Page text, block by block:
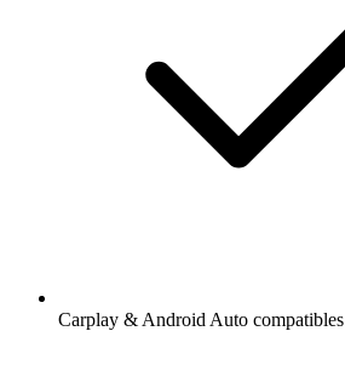
Carplay & Android Auto compatibles